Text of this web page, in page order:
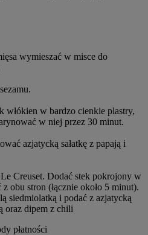
wymieszać w misce do
włókien w bardzo cienkie plastry,
w niej przez 30 minut.
azjatycką sałatkę z papają i
Creuset. Dodać stek pokrojony w
obu stron (łącznie około 5 minut).
siedmiolatką i podać z azjatycką
oraz dipem z chili
płatności